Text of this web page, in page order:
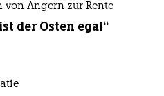
Angern zur Rente
der Osten egal“